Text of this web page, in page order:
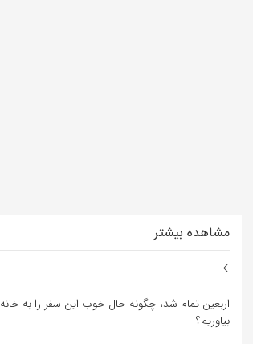
مشاهده بیشتر
اربعین تمام شد، چگونه حال خوب این سفر را به خانه
بیاوریم؟